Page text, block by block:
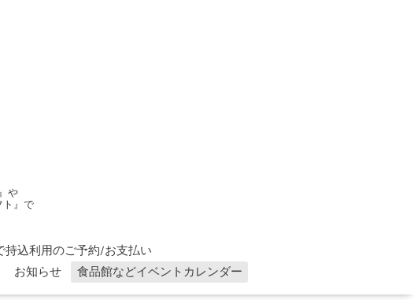
や
ト』で
持込利用のご予約/お支払い
お知らせ 食品館などイベントカレンダー